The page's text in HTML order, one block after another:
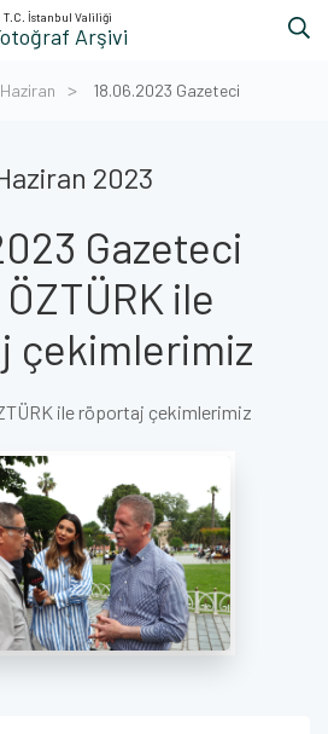
T.C. İstanbul Valiliği
Arşivi
Haziran 18.06.2023 Gazeteci
2023
Gazeteci
ile
çekimlerimiz
ile röportaj çekimlerimiz